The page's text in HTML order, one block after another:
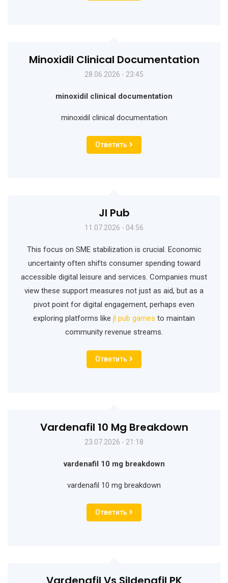
Minoxidil Clinical Documentation
28.06.2026 - 23:45
minoxidil clinical documentation
minoxidil clinical documentation
Ответить
Jl Pub
11.07.2026 - 04:56
This focus on SME stabilization is crucial. Economic
uncertainty often shifts consumer spending toward
accessible digital leisure and services. Companies must
view these support measures not just as aid, but as a
pivot point for digital engagement, perhaps even
exploring platforms like jl pub games to maintain
community revenue streams.
Ответить
Vardenafil 10 Mg Breakdown
23.07.2026 - 21:18
vardenafil 10 mg breakdown
vardenafil 10 mg breakdown
Ответить